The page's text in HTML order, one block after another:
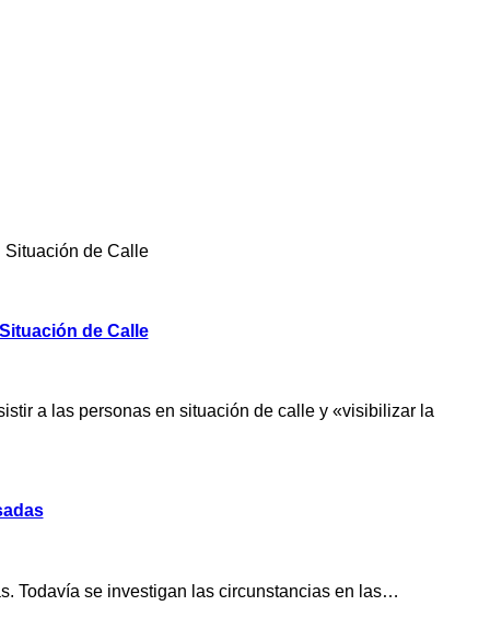
Situación de Calle
de Calle
a las personas en situación de calle y «visibilizar la
Todavía se investigan las circunstancias en las…